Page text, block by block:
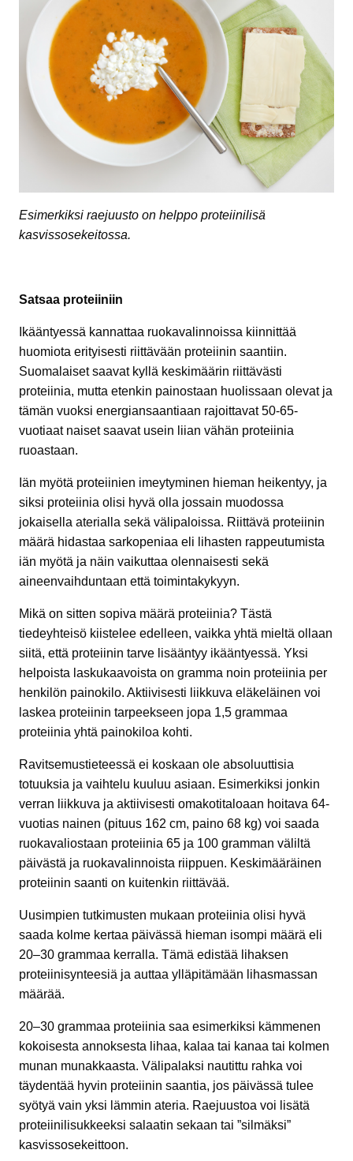
Esimerkiksi raejuusto on helppo proteiinilisä
kasvissosekeitossa.
Satsaa proteiiniin
Ikääntyessä kannattaa ruokavalinnoissa kiinnittää
huomiota erityisesti riittävään proteiinin saantiin.
Suomalaiset saavat kyllä keskimäärin riittävästi
proteiinia, mutta etenkin painostaan huolissaan olevat ja
tämän vuoksi energiansaantiaan rajoittavat 50-65-
vuotiaat naiset saavat usein liian vähän proteiinia
ruoastaan.
Iän myötä proteiinien imeytyminen hieman heikentyy, ja
siksi proteiinia olisi hyvä olla jossain muodossa
jokaisella aterialla sekä välipaloissa. Riittävä proteiinin
määrä hidastaa sarkopeniaa eli lihasten rappeutumista
iän myötä ja näin vaikuttaa olennaisesti sekä
aineenvaihduntaan että toimintakykyyn.
Mikä on sitten sopiva määrä proteiinia? Tästä
tiedeyhteisö kiistelee edelleen, vaikka yhtä mieltä ollaan
siitä, että proteiinin tarve lisääntyy ikääntyessä. Yksi
helpoista laskukaavoista on gramma noin proteiinia per
henkilön painokilo. Aktiivisesti liikkuva eläkeläinen voi
laskea proteiinin tarpeekseen jopa 1,5 grammaa
proteiinia yhtä painokiloa kohti.
Ravitsemustieteessä ei koskaan ole absoluuttisia
totuuksia ja vaihtelu kuuluu asiaan. Esimerkiksi jonkin
verran liikkuva ja aktiivisesti omakotitaloaan hoitava 64-
vuotias nainen (pituus 162 cm, paino 68 kg) voi saada
ruokavaliostaan proteiinia 65 ja 100 gramman väliltä
päivästä ja ruokavalinnoista riippuen. Keskimääräinen
proteiinin saanti on kuitenkin riittävää.
Uusimpien tutkimusten mukaan proteiinia olisi hyvä
saada kolme kertaa päivässä hieman isompi määrä eli
20–30 grammaa kerralla. Tämä edistää lihaksen
proteiinisynteesiä ja auttaa ylläpitämään lihasmassan
määrää.
20–30 grammaa proteiinia saa esimerkiksi kämmenen
kokoisesta annoksesta lihaa, kalaa tai kanaa tai kolmen
munan munakkaasta. Välipalaksi nautittu rahka voi
täydentää hyvin proteiinin saantia, jos päivässä tulee
syötyä vain yksi lämmin ateria. Raejuustoa voi lisätä
proteiinilisukkeeksi salaatin sekaan tai ”silmäksi”
kasvissosekeittoon.